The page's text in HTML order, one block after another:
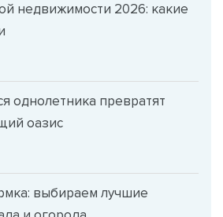
недвижимости 2026: какие
однолетника превратят
оазис
выбираем лучшие